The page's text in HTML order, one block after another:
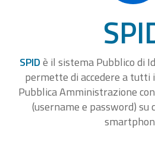
SPIDè il sistema Pubblico di
permette di accedere a tutti
Pubblica Amministrazione
(username e password)